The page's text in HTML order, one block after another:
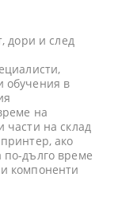
дори и след
обучения в
на
части на склад
ако
дълго време
компоненти